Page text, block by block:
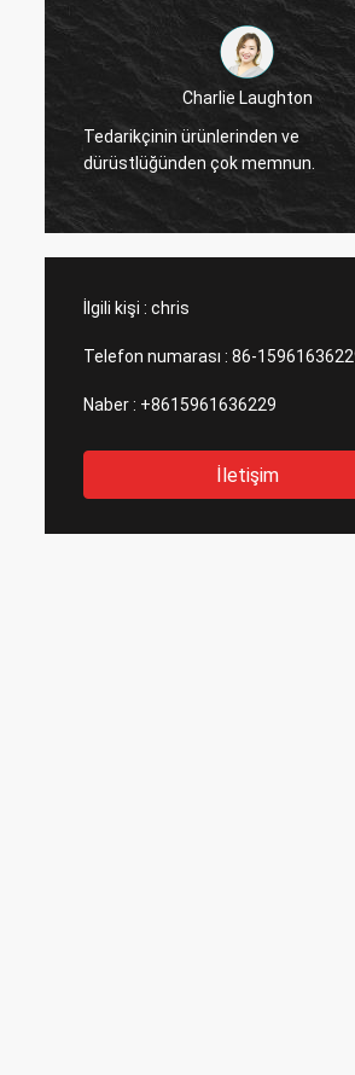
Charlie Laughton
Tedarikçinin ürünlerinden ve
dürüstlüğünden çok memnun.
İlgili kişi : chris
Telefon numarası : 86-
Naber : +8615961636229
İletişim